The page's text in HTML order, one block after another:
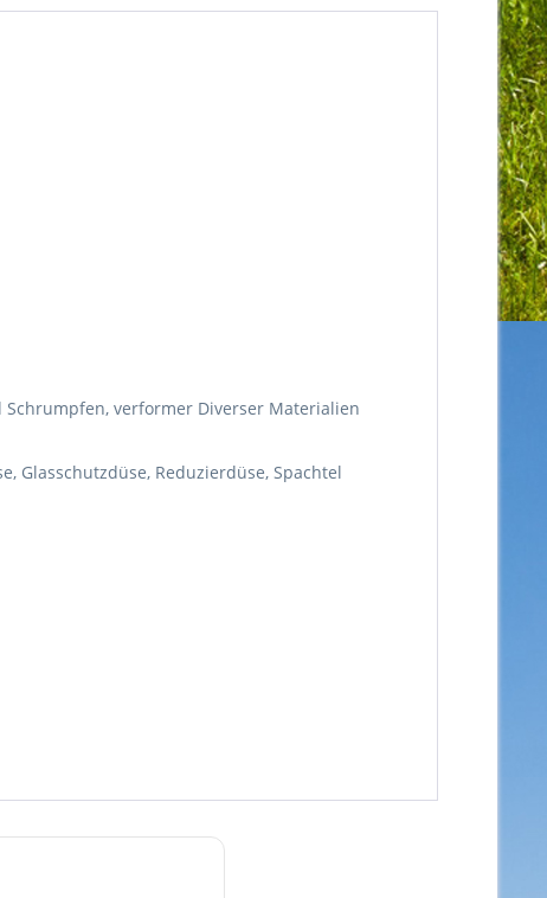
Schrumpfen, verformer Diverser Materialien
Glasschutzdüse, Reduzierdüse, Spachtel